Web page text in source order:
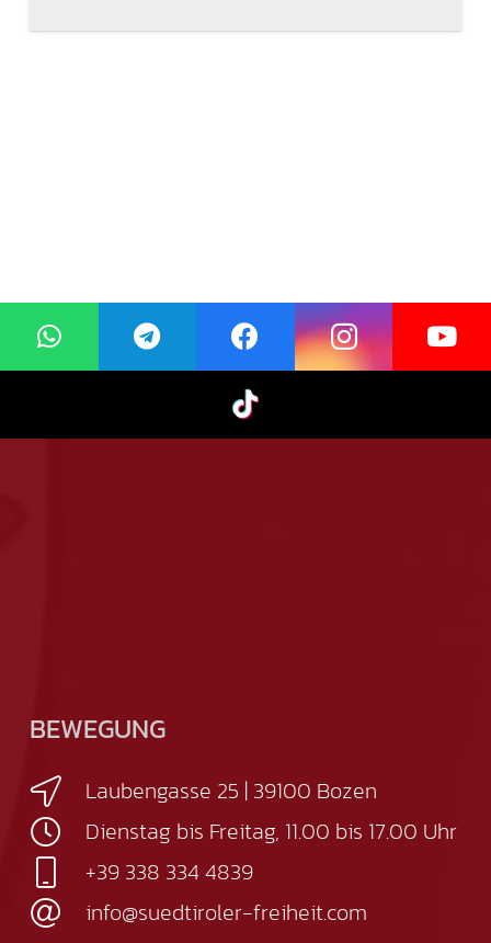
BEWEGUNG
Laubengasse 25 | 39100 Bozen
Dienstag bis Freitag, 11.00 bis 17.00 Uhr
+39 338 334 4839
info@suedtiroler-freiheit.com